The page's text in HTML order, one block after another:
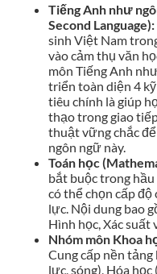
Tiếng Anh như
Second Language):
sinh Việt Nam
vào cảm thụ văn
môn Tiếng Anh
triển toàn diện 4
tiêu chính là giúp
thạo trong giao
thuật vững chắc để
ngôn ngữ này.
Toán học
bắt buộc trong hầu
có thể chọn cấp
lực. Nội dung bao
Hình học, Xác suất
Nhóm môn Khoa
Cung cấp nền
lực, sóng), Hóa